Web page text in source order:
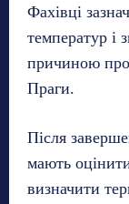
Фахівці
температур і
причиною
Праги.
Після
мають
визначити